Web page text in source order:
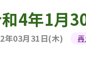
4年1月30
年03月31日(木) 再